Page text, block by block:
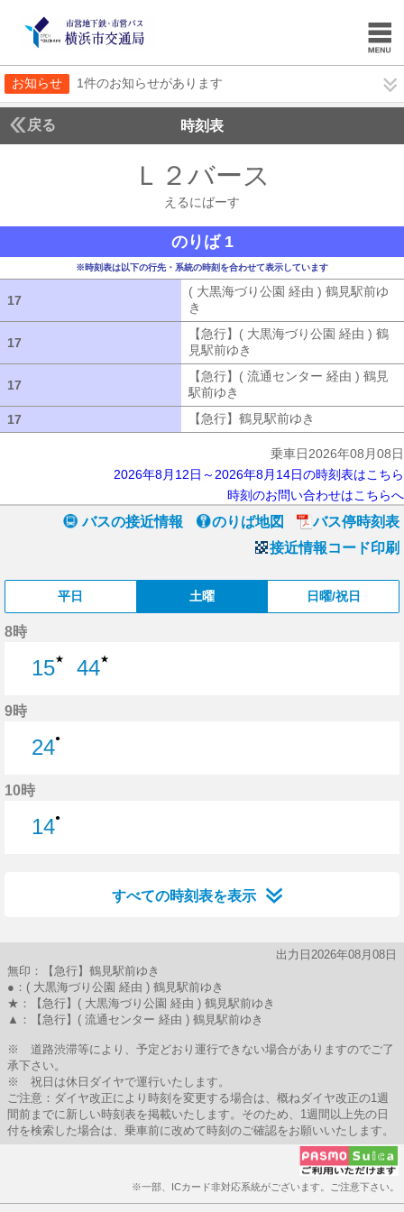
お知らせ 1件のお知らせがあります
戻る 時刻表
Ｌ２バース
えるにばーす
のりば 1
※時刻表は以下の行先・系統の時刻を合わせて表示しています
17
( 大黒海づり公園 経由 ) 鶴見駅前ゆ
き
17
【急行】( 大黒海づり公園 経由 ) 鶴
見駅前ゆき
17
【急行】( 流通センター 経由 ) 鶴見
駅前ゆき
17
【急行】鶴見駅前ゆき
乗車日2026年08月08日
2026年8月12日～2026年8月14日の時刻表はこちら
時刻のお問い合わせはこちらへ
バスの接近情報 のりば地図
バス停時刻表
接近情報コード印刷
平日 土曜 日曜/祝日
8時
15★
44★
9時
24●
10時
14●
すべての時刻表を表示
出力日2026年08月08日
無印：【急行】鶴見駅前ゆき
●：( 大黒海づり公園 経由 ) 鶴見駅前ゆき
★：【急行】( 大黒海づり公園 経由 ) 鶴見駅前ゆき
▲：【急行】( 流通センター 経由 ) 鶴見駅前ゆき
※ 道路渋滞等により、予定どおり運行できない場合がありますのでご了
承下さい。
※ 祝日は休日ダイヤで運行いたします。
ご注意：ダイヤ改正により時刻を変更する場合は、概ねダイヤ改正の1週
間前までに新しい時刻表を掲載いたします。そのため、1週間以上先の日
付を検索した場合は、乗車前に改めて時刻のご確認をお願いいたします。
※一部、ICカード非対応系統がございます。ご注意下さい。